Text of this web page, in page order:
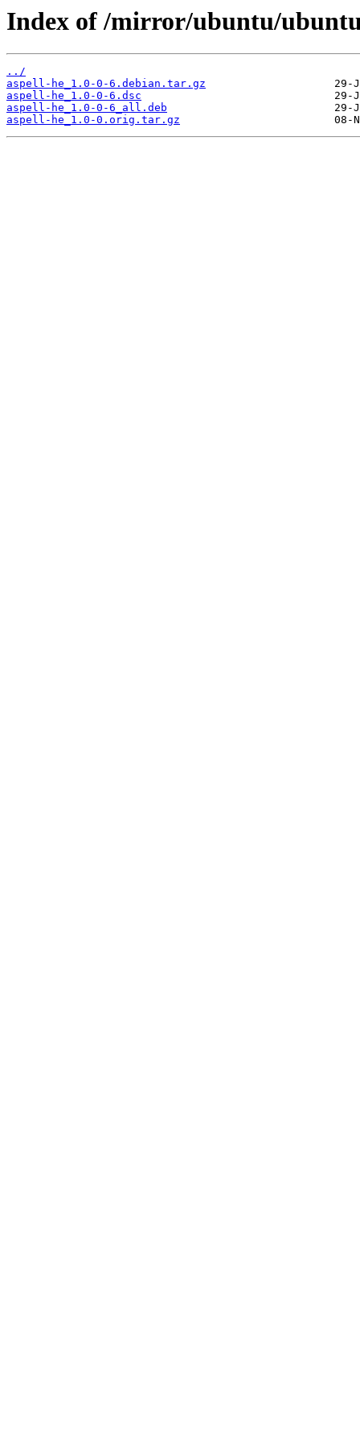
Index of /mirror/ubuntu/
../
aspell-he_1.0-0-6.debian.tar.gz
aspell-he_1.0-0-6.dsc
aspell-he_1.0-0-6_all.deb
aspell-he_1.0-0.orig.tar.gz